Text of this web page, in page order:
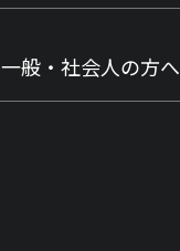
一般・社会人の方へ